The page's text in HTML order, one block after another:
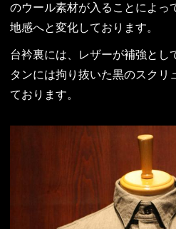
のウール素材が入ることによっ
地感へと変化しております。
台衿裏には、レザーが補強とし
タンには拘り抜いた黒のスクリ
ております。